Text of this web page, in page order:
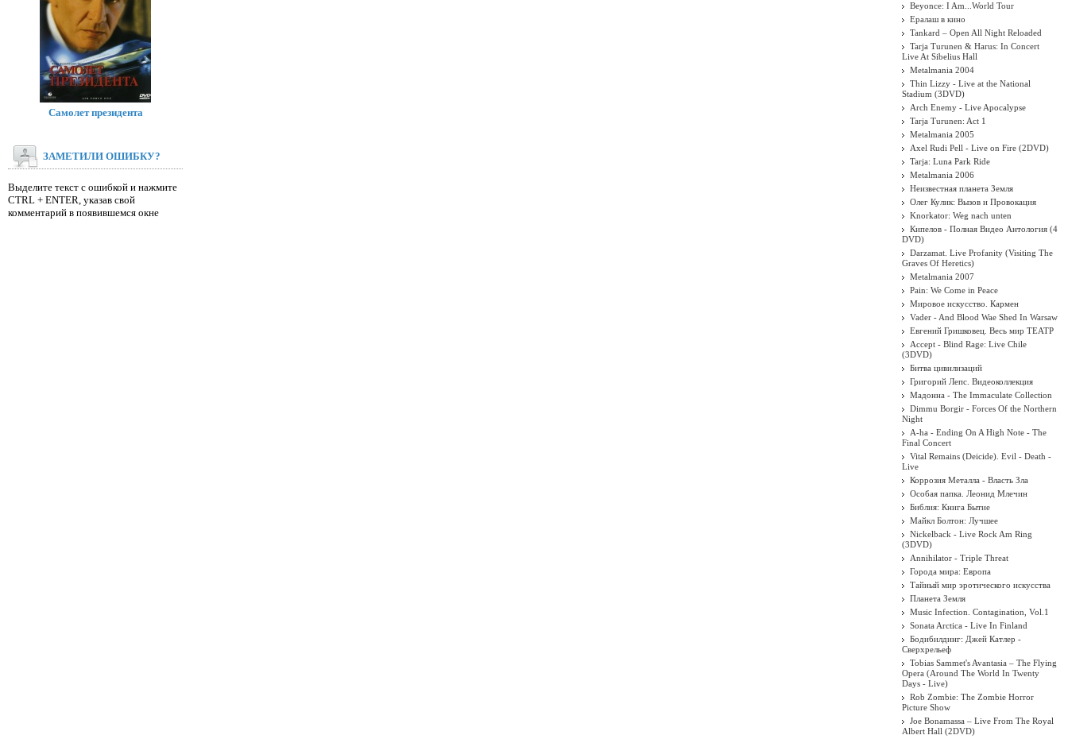
Самолет президента
ЗАМЕТИЛИ ОШИБКУ?
Выделите текст с ошибкой и нажмите
CTRL + ENTER, указав свой
комментарий в появившемся окне
Beyonce: I Am...World Tour
Ералаш в кино
Tankard – Open All Night Reloaded
Tarja Turunen & Harus: In Concert
Live At Sibelius Hall
Metalmania 2004
Thin Lizzy - Live at the National
Stadium (3DVD)
Arch Enemy - Live Apocalypse
Tarja Turunen: Act 1
Metalmania 2005
Axel Rudi Pell - Live on Fire (2DVD)
Tarja: Luna Park Ride
Metalmania 2006
Неизвестная планета Земля
Олег Кулик: Вызов и Провокация
Knorkator: Weg nach unten
Кипелов - Полная Видео Антология (4
DVD)
Darzamat. Live Profanity (Visiting The
Graves Of Heretics)
Metalmania 2007
Pain: We Come in Peace
Мировое искусство. Кармен
Vader - And Blood Wae Shed In Warsaw
Евгений Гришковец. Весь мир ТЕАТР
Accept - Blind Rage: Live Chile
(3DVD)
Битва цивилизаций
Григорий Лепс. Видеоколлекция
Мадонна - The Immaculate Collection
Dimmu Borgir - Forces Of the Northern
Night
A-ha - Ending On A High Note - The
Final Concert
Vital Remains (Deicide). Evil - Death -
Live
Коррозия Металла - Власть Зла
Особая папка. Леонид Млечин
Библия: Книга Бытие
Майкл Болтон: Лучшее
Nickelback - Live Rock Am Ring
(3DVD)
Annihilator - Triple Threat
Города мира: Европа
Тайный мир эротического искусства
Планета Земля
Music Infection. Contagination, Vol.1
Sonata Arctica - Live In Finland
Бодибилдинг: Джей Катлер -
Сверхрельеф
Tobias Sammet's Avantasia – The Flying
Opera (Around The World In Twenty
Days - Live)
Rob Zombie: The Zombie Horror
Picture Show
Joe Bonamassa – Live From The Royal
Albert Hall (2DVD)